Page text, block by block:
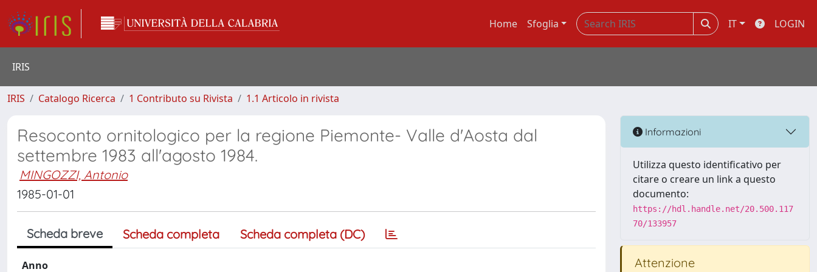
Home Sfoglia IT LOGIN
IRIS
IRIS Catalogo Ricerca 1 Contributo su Rivista 1.1 Articolo in rivista
Resoconto ornitologico per la regione Piemonte- Valle d'Aosta dal
settembre 1983 all'agosto 1984.
MINGOZZI, Antonio
1985-01-01
Scheda breve Scheda completa Scheda completa (DC)
Anno
Informazioni
Utilizza questo identificativo per
citare o creare un link a questo
documento:
https://hdl.handle.net/20.500.117
70/133957
Attenzione